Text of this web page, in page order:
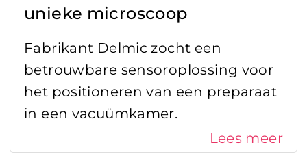
unieke microscoop
Fabrikant Delmic zocht een
betrouwbare sensoroplossing voor
het positioneren van een preparaat
in een vacuümkamer.
Lees meer